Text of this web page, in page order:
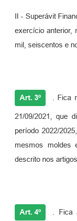
II - Superávit
exercício anterior,
mil, seiscentos e
Art. 3º . Fica
21/09/2021, que
período 2022/
mesmos moldes
descrito nos
Art. 4º . Fica